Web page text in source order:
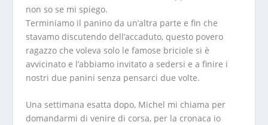
non so se mi spiego.
Terminiamo il panino da un’altra parte e fin che
stavamo discutendo dell’accaduto, questo povero
ragazzo che voleva solo le famose briciole si è
avvicinato e l’abbiamo invitato a sedersi e a finire i
nostri due panini senza pensarci due volte.
Una settimana esatta dopo, Michel mi chiama per
domandarmi di venire di corsa, per la cronaca io